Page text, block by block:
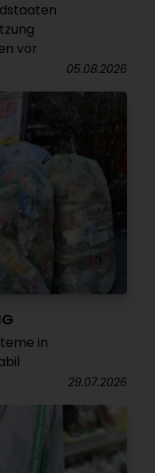
vor
05.08.2026
in
29.07.2026